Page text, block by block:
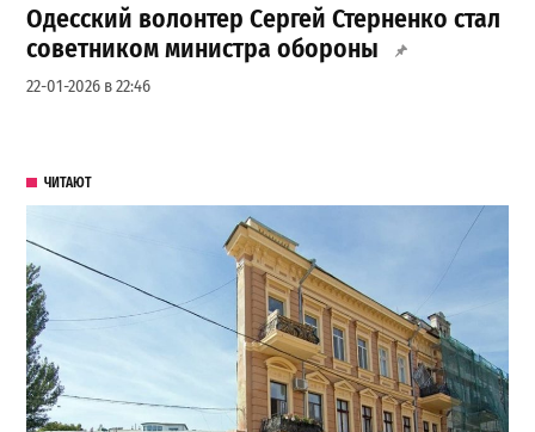
Одесский волонтер Сергей Стерненко стал
советником министра обороны
22-01-2026 в 22:46
ЧИТАЮТ